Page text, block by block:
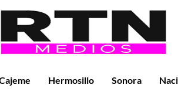
Hermosillo Sonora